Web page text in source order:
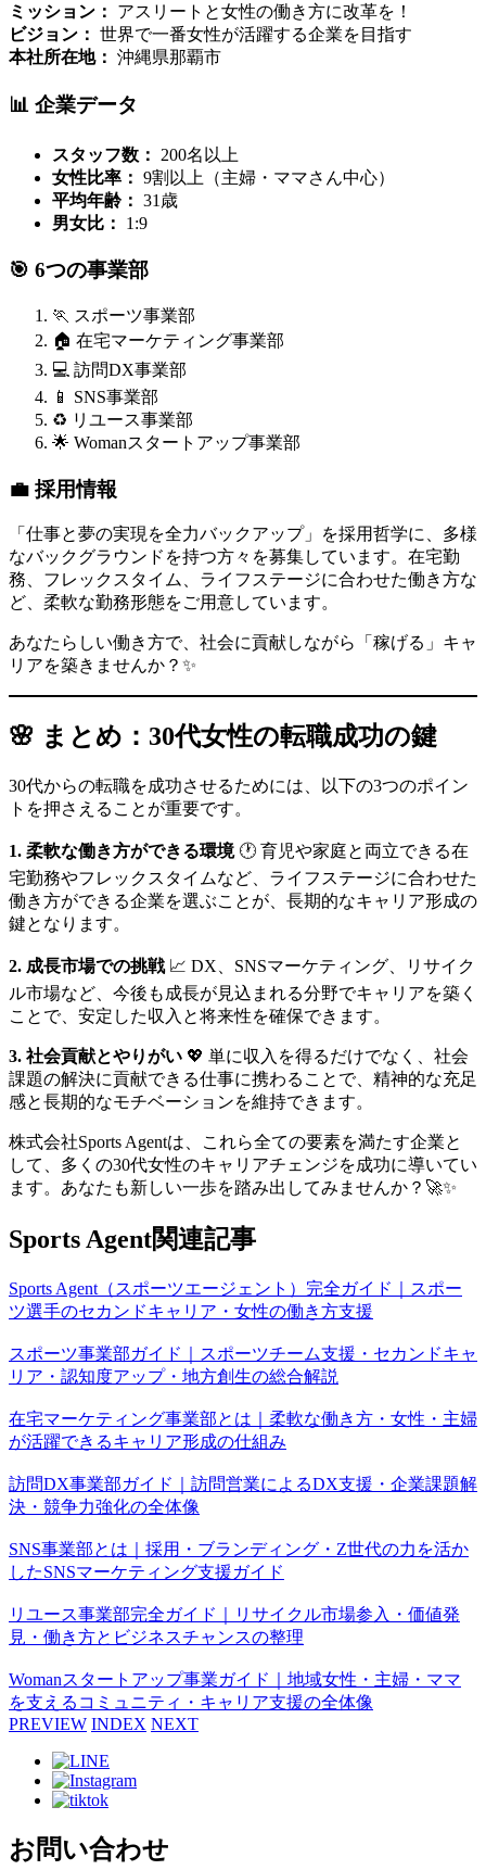
ミッション：
アスリートと女性の働き方に改革を！
ビジョン： 世界で一番女性が活躍する企業を目指す
本社所在地： 沖縄県那覇市
📊 企業データ
スタッフ数：
200名以上
女性比率： 9割以上（主婦・ママさん中心）
平均年齢： 31歳
男女比：
1:9
🎯 6つの事業部
🏃 スポーツ事業部
🏠 在宅マーケティング事業部
💻 訪問DX事業部
📱 SNS事業部
♻️ リユース事業部
🌟 Womanスタートアップ事業部
💼 採用情報
「仕事と夢の実現を全力バックアップ」を採用哲学に、多様
なバックグラウンドを持つ方々を募集しています。在宅勤
務、フレックスタイム、ライフステージに合わせた働き方な
ど、柔軟な勤務形態をご用意しています。
あなたらしい働き方で、社会に貢献しながら「稼げる」キャ
リアを築きませんか？✨
🌸 まとめ：30代女性の転職成功の鍵
30代からの転職を成功させるためには、以下の3つのポイン
トを押さえることが重要です。
1. 柔軟な働き方ができる環境🕐 育児や家庭と両立できる在
宅勤務やフレックスタイムなど、ライフステージに合わせた
働き方ができる企業を選ぶことが、長期的なキャリア形成の
鍵となります。
2. 成長市場での挑戦📈 DX、SNSマーケティング、リサイク
ル市場など、今後も成長が見込まれる分野でキャリアを築く
ことで、安定した収入と将来性を確保できます。
3. 社会貢献とやりがい 💖 単に収入を得るだけでなく、社会
課題の解決に貢献できる仕事に携わることで、精神的な充足
感と長期的なモチベーションを維持できます。
株式会社Sports Agentは、これら全ての要素を満たす企業と
して、多くの30代女性のキャリアチェンジを成功に導いてい
ます。あなたも新しい一歩を踏み出してみませんか？🚀✨
Sports Agent関連記事
Sports Agent（スポーツエージェント）完全ガイド｜スポー
ツ選手のセカンドキャリア・女性の働き方支援
スポーツ事業部ガイド｜スポーツチーム支援・セカンドキャ
リア・認知度アップ・地方創生の総合解説
在宅マーケティング事業部とは｜柔軟な働き方・女性・主婦
が活躍できるキャリア形成の仕組み
訪問DX事業部ガイド｜訪問営業によるDX支援・企業課題解
決・競争力強化の全体像
SNS事業部とは｜採用・ブランディング・Z世代の力を活か
したSNSマーケティング支援ガイド
リユース事業部完全ガイド｜リサイクル市場参入・価値発
見・働き方とビジネスチャンスの整理
Womanスタートアップ事業ガイド｜地域女性・主婦・ママ
を支えるコミュニティ・キャリア支援の全体像
PREVIEW INDEX NEXT
お問い合わせ